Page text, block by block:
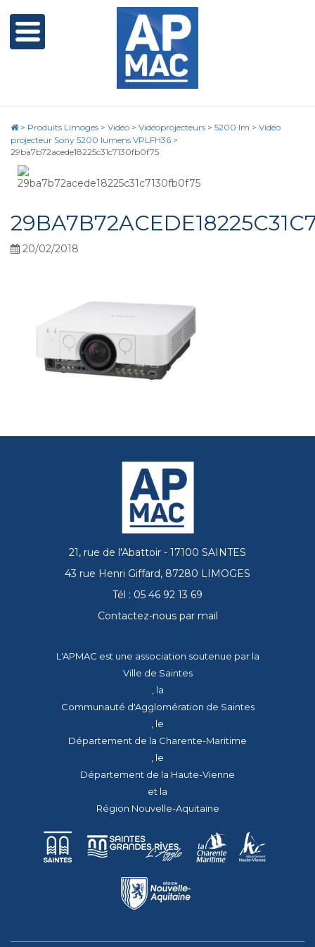
> Produits Limoges > Vidéo > Vidéoprojecteurs > 5200 lm > Vidéo
projecteur Sony 5200 lumens VPLFH36 >
29ba7b72acede18225c31c7130fb0f75
20/02/2018
21, rue de l'Abattoir - 17100 SAINTES
43 rue Henri Giffard, 87280 LIMOGES
Tél : 05 46 92 13 69
Contactez-nous par mail
L'APMAC est une association soutenue par la
Ville de Saintes
, la
Communauté d'Agglomération de Saintes
, le
Département de la Charente-Maritime
, le
Département de la Haute-Vienne
et la
Région Nouvelle-Aquitaine